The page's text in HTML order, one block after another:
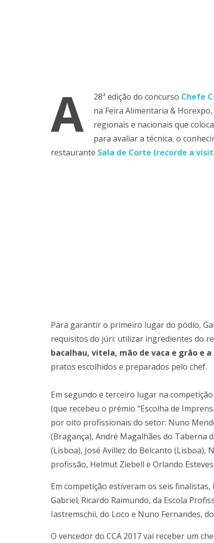
A 28ª edição do concurso Chefe
na Feira Alimentaria &
regionais e nacionais que
para avaliar a técnica, o
restaurante Sala de Corte (recorde a
Para garantir o primeiro lugar do pódio,
requisitos do júri: utilizar ingredientes do
bacalhau, vitela, mão de vaca e grão e
pratos escolhidos e preparados pelo chef.
Em segundo e terceiro lugar na
(que recebeu o prémio “Escolha de
por oito profissionais do setor: Nuno
(Bragança), André Magalhães do Taberna
(Lisboa), José Avillez do Belcanto (Lisboa),
profissão, Helmut Ziebell e Orlando Esteves.
Em competição estiveram os seis
Gabriel; Ricardo Raimundo, da Escola
Iastremschii, do Loco e Nuno Fernandes,
​O vencedor do CCA 2017 vai receber um